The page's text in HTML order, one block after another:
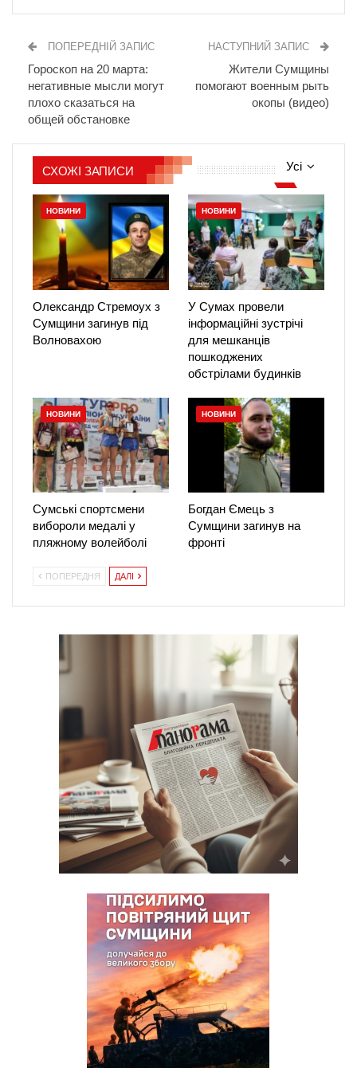
ПОПЕРЕДНІЙ ЗАПИС
Гороскоп на 20 марта:
негативные мысли могут
плохо сказаться на
общей обстановке
НАСТУПНИЙ ЗАПИС
Жители Сумщины
помогают военным рыть
окопы (видео)
Усі
СХОЖІ ЗАПИСИ
НОВИНИ
Олександр Стремоух з
Сумщини загинув під
Волновахою
НОВИНИ
У Сумах провели
інформаційні зустрічі
для мешканців
пошкоджених
обстрілами будинків
НОВИНИ
Сумські спортсмени
вибороли медалі у
пляжному волейболі
НОВИНИ
Богдан Ємець з
Сумщини загинув на
фронті
ПОПЕРЕДНЯ ДАЛІ